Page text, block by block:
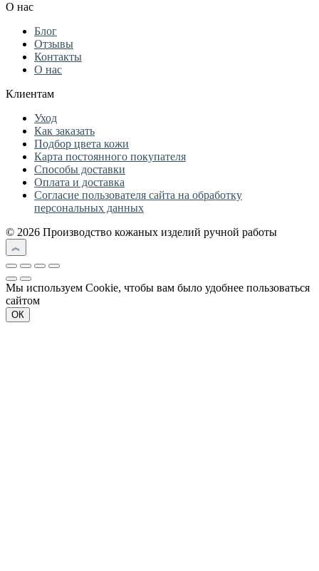
О нас
Блог
Отзывы
Контакты
О нас
Клиентам
Уход
Как заказать
Подбор цвета кожи
Карта постоянного покупателя
Способы доставки
Оплата и доставка
Согласие пользователя сайта на обработку
персональных данных
© 2026 Производство кожаных изделий ручной работы
Мы используем Cookie, чтобы вам было удобнее пользоваться
сайтом
ОК